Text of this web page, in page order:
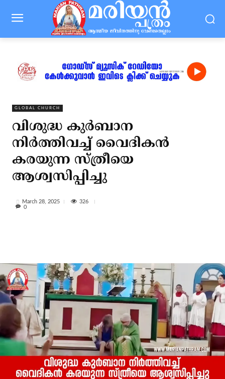
GLOBAL CHURCH
വിശുദ്ധ കുര്‍ബാന
നിര്‍ത്തിവച്ച് വൈദികന്‍
കരയുന്ന സ്ത്രീയെ
ആശ്വസിപ്പിച്ചു
March 28, 2025
326
0